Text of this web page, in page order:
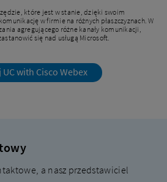
które jest w stanie, dzięki swoim
w firmie na różnych płaszczyznach. W
agregującego różne kanały komunikacji,
się nad usługą Microsoft.
UC with Cisco Webex
a nasz przedstawiciel